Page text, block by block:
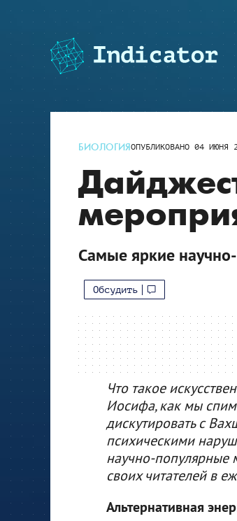
БИОЛОГИЯОПУБЛИКОВАНО 04 ИЮНЯ
Самые яркие
Обсудить
Что такое
Иосифа, как мы
дискутировать с
психическими
научно-популярные
своих читателей в
Альтернативная